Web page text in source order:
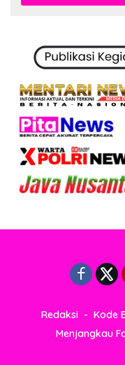
Redaksi Kode
Menjangkau